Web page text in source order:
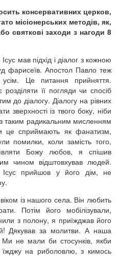
консервативних церков,
місіонерських методів, як,
святкові заходи з нагоди 8
мав підхід і діалог з кожною
фарисеїв. Апостол Павло теж
Це питання прийняття.
її погляди чи спосіб
до діалогу. Діалогу на рівних
зверхності із твого боку, ніби
таким радикальним мисленням
це сприймають як фанатизм,
помилки, коли замість того,
Божу любов, я спішив
чином відштовхував людей.
Ісус прийшов у його дім, не
із нашого села. Він любить
Потім його мобілізували,
з полону, я приїжджав його
Дякував за молитви. А наша
не мали би стосунків, якби
на риболовлю, з кимось